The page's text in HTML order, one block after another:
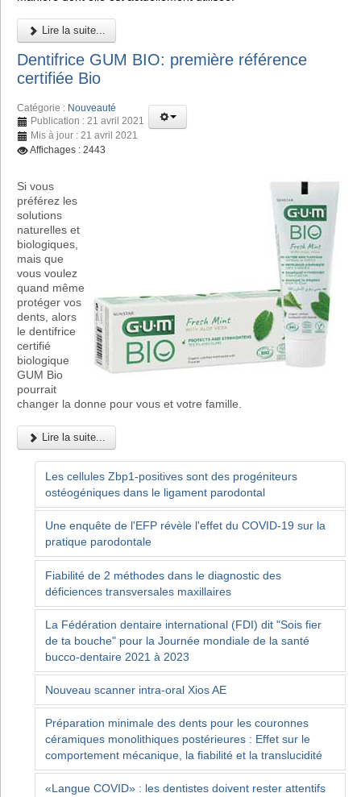
Lire la suite...
Dentifrice GUM BIO: première référence
certifiée Bio
Catégorie : Nouveauté
Publication : 21 avril 2021
Mis à jour : 21 avril 2021
Affichages : 2443
Si vous
préférez les
solutions
naturelles et
biologiques,
mais que
vous voulez
quand même
protéger vos
dents, alors
le dentifrice
certifié
biologique
GUM Bio
pourrait
changer la donne pour vous et votre famille.
Lire la suite...
Les cellules Zbp1-positives sont des progéniteurs
ostéogéniques dans le ligament parodontal
Une enquête de l'EFP révèle l'effet du COVID-19 sur la
pratique parodontale
Fiabilité de 2 méthodes dans le diagnostic des
déficiences transversales maxillaires
La Fédération dentaire international (FDI) dit "Sois fier
de ta bouche" pour la Journée mondiale de la santé
bucco-dentaire 2021 à 2023
Nouveau scanner intra-oral Xios AE
Préparation minimale des dents pour les couronnes
céramiques monolithiques postérieures : Effet sur le
comportement mécanique, la fiabilité et la translucidité
«Langue COVID» : les dentistes doivent rester attentifs